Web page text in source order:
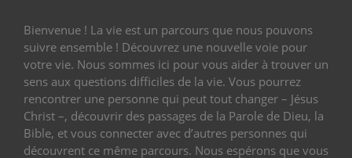
Bienvenue ! La vie est un parcours que nous pouvons
suivre ensemble ! Découvrez une nouvelle voie pour
votre vie. Nous sommes ici pour vous aider à trouver un
sens aux questions difficiles de la vie. Vous pourrez
rencontrer une personne qui peut tout changer – Jésus
Christ –, découvrir des passages de la Parole de Dieu, la
Bible, et vous connecter avec d’autres personnes qui
découvrent ce même parcours. Nous espérons que vous